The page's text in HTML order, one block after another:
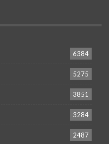
6384
5275
3851
3284
2487